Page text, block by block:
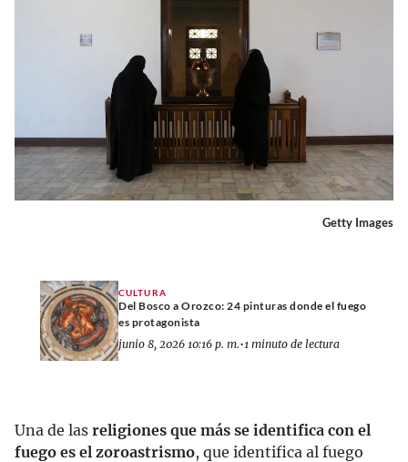
Getty Images
CULTURA
Del Bosco a Orozco: 24 pinturas donde el fuego
es protagonista
junio 8, 2026 10:16 p. m.•1 minuto de lectura
Una de las religiones que más se identifica con el
fuego es el zoroastrismo, que identifica al fuego